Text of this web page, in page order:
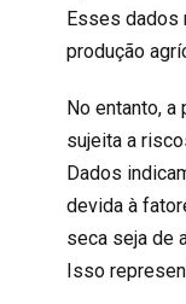
Esses
produção
No entanto,
sujeita a
Dados
devida à
seca seja de
Isso